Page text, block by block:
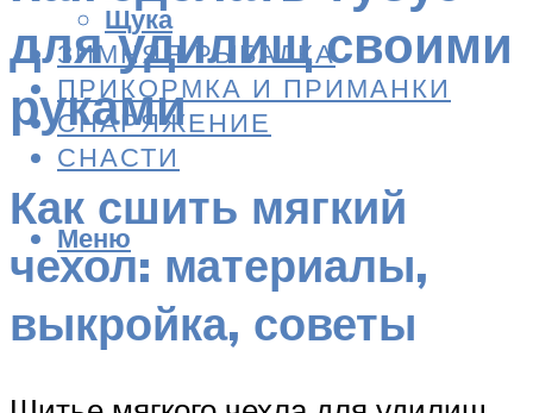
Щука
ЗИМНЯЯ РЫБАЛКА
ПРИКОРМКА И ПРИМАНКИ
СНАРЯЖЕНИЕ
СНАСТИ
Меню
для удилищ своими
руками
Как сшить мягкий
чехол: материалы,
выкройка, советы